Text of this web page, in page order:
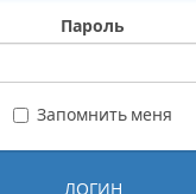
Пароль
Запомнить меня